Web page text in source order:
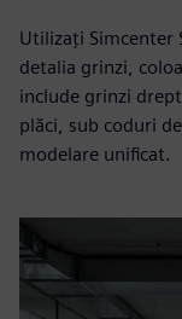
Utilizați Simcenter
detalia grinzi,
include grinzi
plăci, sub coduri
modelare unificat.